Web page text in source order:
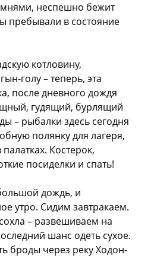
неспешно бежит
пребывали в состояние
котловину,
голу – теперь, эта
после дневного дождя
гудящий, бурлящий
– рыбалки здесь сегодня
полянку для лагеря,
Костерок,
посиделки и спать!
дождь, и
утро. Сидим завтракаем.
– развешиваем на
шанс одеть сухое.
броды через реку Ходон-